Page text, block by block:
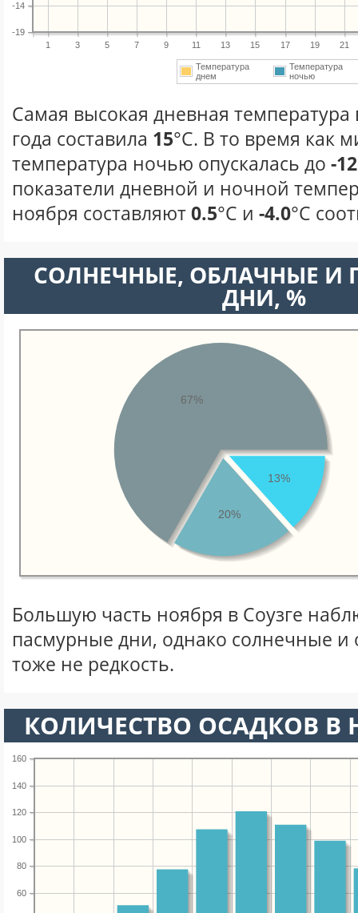
1 3 5 7 9 11 13 15 17 19 21
-19
-14
Температура
днем
Температура
ночью
Самая высокая дневная температура
года составила 15°С. В то время как
температура ночью опускалась до -12
показатели дневной и ночной
ноября составляют0.5°С и -4.0°С
CОЛНЕЧНЫЕ, ОБЛАЧНЫЕ И
ДНИ, %
13%
20%
67%
Большую часть ноября в Соузге
пасмурные дни, однако солнечные
тоже не редкость.
КОЛИЧЕСТВО ОСАДКОВ В
60
80
100
120
140
160